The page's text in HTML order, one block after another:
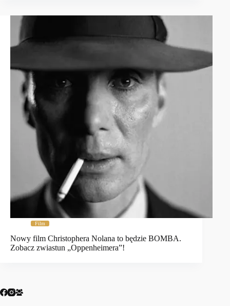
Film
Nowy film Christophera Nolana to będzie BOMBA.
Zobacz zwiastun „Oppenheimera”!